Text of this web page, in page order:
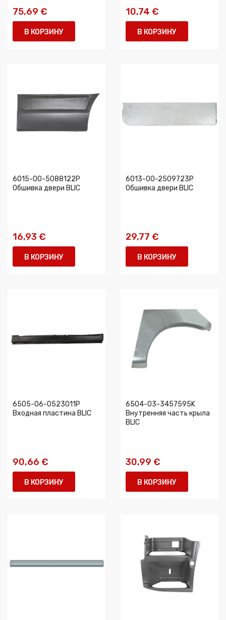
75,69 €
В КОРЗИНУ
10,74 €
В КОРЗИНУ
6015-00-5088122P
Обшивка двери BLIC
16,93 €
В КОРЗИНУ
6013-00-2509723P
Обшивка двери BLIC
29,77 €
В КОРЗИНУ
6505-06-0523011P
Входная пластина BLIC
90,66 €
В КОРЗИНУ
6504-03-3457595K
Внутренняя часть крыла
BLIC
30,99 €
В КОРЗИНУ